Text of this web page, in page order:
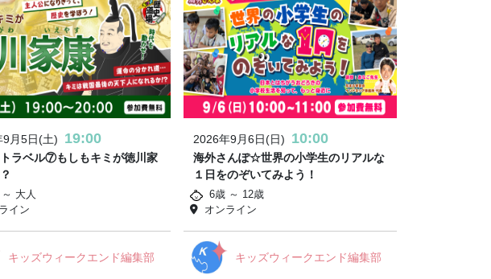
9月5日(土) 19:00
ラベル⑦もしもキミが徳川家
大人
イン
キッズウィークエンド編集部
2026年9月6日(日) 10:00
海外さんぽ☆世界の小学生のリアルな
１日をのぞいてみよう！
6歳 ～ 12歳
オンライン
キッズウィークエンド編集部